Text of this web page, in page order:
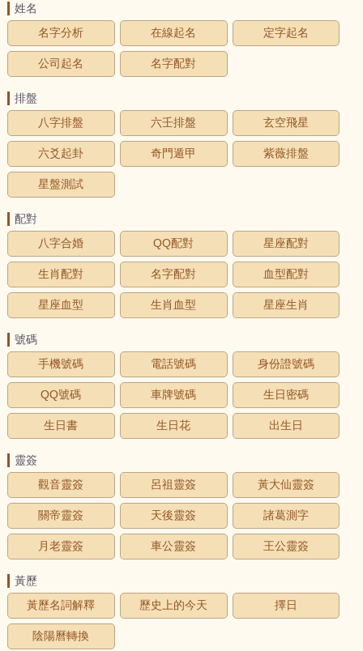
姓名
名字分析
在線起名 定字起名
公司起名 名字配對
排盤
八字排盤
六壬排盤 玄空飛星
六爻起卦 奇門遁甲 紫薇排盤
星盤測試
配對
八字合婚
QQ配對 星座配對
生肖配對 名字配對 血型配對
星座血型 生肖血型 星座生肖
號碼
手機號碼
電話號碼 身份證號碼
QQ號碼 車牌號碼 生日密碼
生日書 生日花 出生日
靈簽
觀音靈簽
呂祖靈簽 黃大仙靈簽
關帝靈簽 天後靈簽 諸葛測字
月老靈簽 車公靈簽 王公靈簽
黃歷
黃歷名詞解釋
歷史上的今天 擇日
陰陽曆轉換